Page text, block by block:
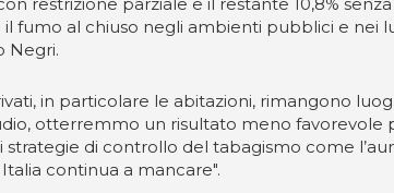
il fumo al chiuso negli ambienti pubblici e nei
Negri.
in particolare le abitazioni, rimangono
otterremmo un risultato meno
di controllo del tabagismo come
continua a mancare".